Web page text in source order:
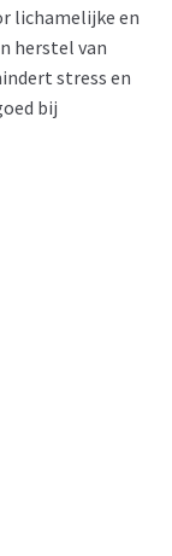
lichamelijke en
herstel van
stress en
bij